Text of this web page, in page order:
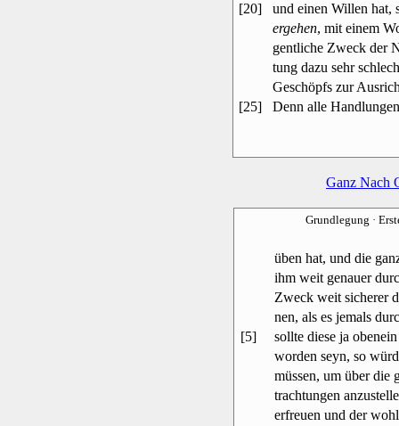
[20]
und einen Willen hat,
ergehen, mit einem
gentliche Zweck der
tung dazu sehr
Geschöpfs zur
[25]
Denn alle
Ganz Nach
Grundlegung ·
üben hat, und die
ihm weit genauer
Zweck weit sicherer
nen, als es jemals
[5]
sollte diese ja
worden seyn, so
müssen, um über die
trachtungen
erfreuen und der